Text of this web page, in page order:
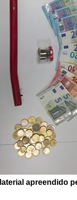
apreendido